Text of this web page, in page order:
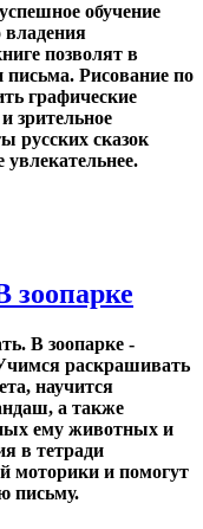
обучение
владения
позволят в
Рисование по
графические
зрительное
русских сказок
зоопарке
В зоопарке -
раскрашивать
научится
а также
ему животных и
в тетради
моторики и помогут
письму.